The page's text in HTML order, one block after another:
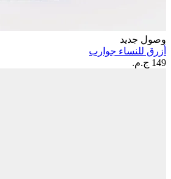
وصول جديد
أزرق للنساء جوارب
149 ج.م.‏